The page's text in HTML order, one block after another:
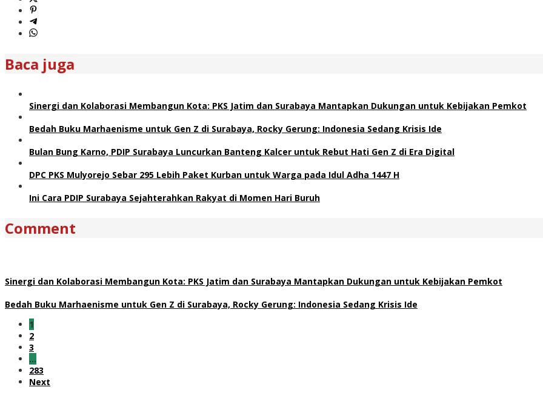
Baca juga
Sinergi dan Kolaborasi Membangun Kota: PKS Jatim dan Surabaya Mantapkan Dukungan untuk Kebijakan Pemkot
Bedah Buku Marhaenisme untuk Gen Z di Surabaya, Rocky Gerung: Indonesia Sedang Krisis Ide
Bulan Bung Karno, PDIP Surabaya Luncurkan Banteng Kalcer untuk Rebut Hati Gen Z di Era Digital
DPC PKS Mulyorejo Sebar 295 Lebih Paket Kurban untuk Warga pada Idul Adha 1447 H
Ini Cara PDIP Surabaya Sejahterahkan Rakyat di Momen Hari Buruh
Comment
Sinergi dan Kolaborasi Membangun Kota: PKS Jatim dan Surabaya Mantapkan Dukungan untuk Kebijakan Pemkot
Bedah Buku Marhaenisme untuk Gen Z di Surabaya, Rocky Gerung: Indonesia Sedang Krisis Ide
1
2
3
…
283
Next